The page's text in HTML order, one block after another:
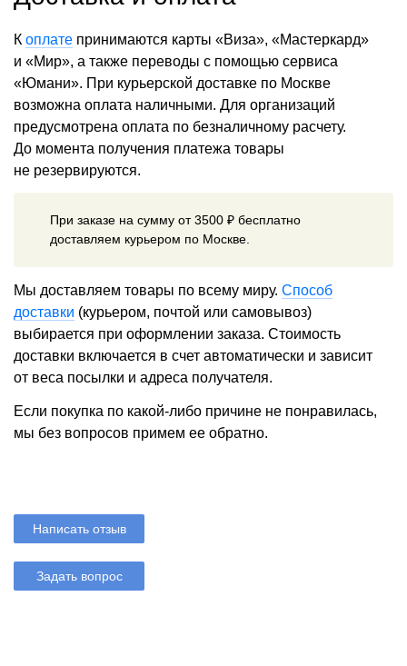
К оплате принимаются карты «Виза», «Мастеркард»
и «Мир», а также переводы с помощью сервиса
«Юмани». При курьерской доставке по Москве
возможна оплата наличными. Для организаций
предусмотрена оплата по безналичному расчету.
До момента получения платежа товары
не резервируются.
При заказе на сумму от 3500 ₽ бесплатно
доставляем курьером по Москве.
Мы доставляем товары по всему миру. Способ
доставки (курьером, почтой или самовывоз)
выбирается при оформлении заказа. Стоимость
доставки включается в счет автоматически и зависит
от веса посылки и адреса получателя.
Если покупка по какой-либо причине не понравилась,
мы без вопросов примем ее обратно.
Написать отзыв
Задать вопрос